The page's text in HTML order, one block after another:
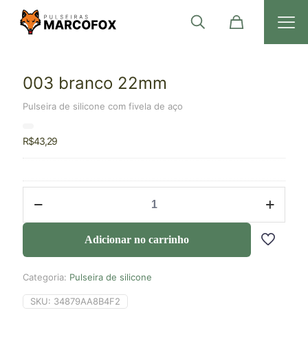
003 branco 22mm
Pulseira de silicone com fivela de aço
R$43,29
Adicionar no carrinho
Categoria: Pulseira de silicone
SKU: 34879AA8B4F2